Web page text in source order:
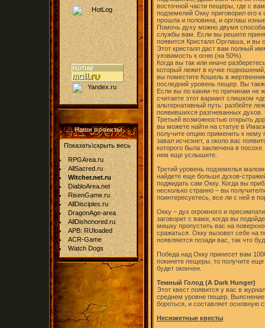
Наши проекты
Показать\скрыть весь
RPGArea.ru
AllSacred.ru
Witcher.net.ru
DiabloArea.net
RisenGame.ru
AllDisciples.ru
DragonAge-area
AllDishonored.ru
APB: RUloaded
ACR-Game
Watch Dogs
восточной части пещеры, где с
подземелий Окку приговорил его
прошла и половина, и орглаш
Помочь духу можно двумя
службы вам. Если вы решите
появится Кристалл Орглаша, и вы
Этот кристалл даст вам полный
уязвимость к огню (на 50%).
Когда вы так или иначе
который лежит в кучке
вы поместите Кошель в
последний уровень пещер. Вы
Если вы по каким-то причинам не
считаете этот вариант слишком
альтернативный путь: разбейте
появившихся разгневанных духов.
Третьей возможностью открыть
вы можете найти на статуе в
получите опцию применить к нему
завал исчезнет, а около вас
которого была заключена в
нем еще услышите.
Третий уровень подземелья
найдете еще больше духов-
поджидать сам Окку. Когда вы
несколько странно – вы получите/
поинтересуетесь, все ли с ней в
Окку – дух огромного и
заговорит с вами, когда вы
мишку пропустить вас на
сражаться. Окку вызовет себе на
появляются позади вас, так что
Победа над Окку принесет вам
покинете пещеры, то получите
будет окончен.
Темный Голод (A Dark Hunger)
Этот квест появится у вас в
среднем уровне пещер.
бороться, и составляет основную
Несюжетные квесты